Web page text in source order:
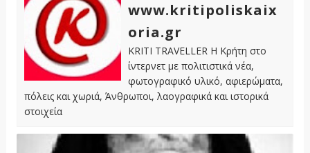
www.kritipoliskaix
oria.gr
KRITI TRAVELLER Η Κρήτη στο
ίντερνετ με πολιτιστικά νέα,
φωτογραφικό υλικό, αφιερώματα,
πόλεις και χωριά, Άνθρωποι, λαογραφικά και ιστορικά
στοιχεία